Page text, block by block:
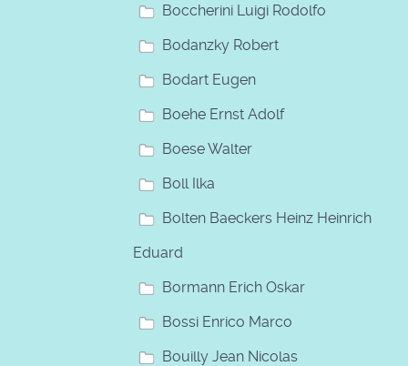
Boccherini Luigi Rodolfo
Bodanzky Robert
Bodart Eugen
Boehe Ernst Adolf
Boese Walter
Boll Ilka
Bolten Baeckers Heinz Heinrich
Eduard
Bormann Erich Oskar
Bossi Enrico Marco
Bouilly Jean Nicolas